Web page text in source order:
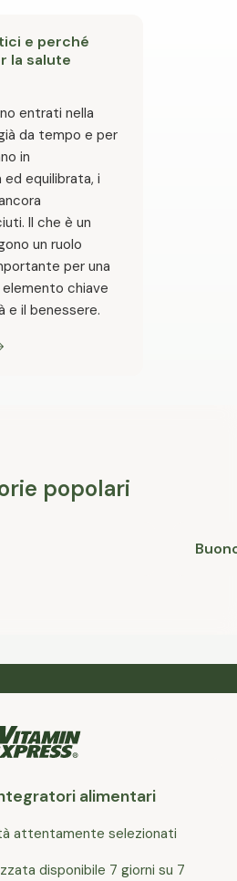
e perché
la salute
entrati nella
da tempo e per
in
ed equilibrata, i
Il che è un
un ruolo
per una
chiave
e il benessere.
popolari
alimentari
attentamente selezionati
disponibile 7 giorni su 7